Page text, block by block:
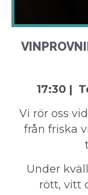
17:30 |
Vi rör oss
från friska
Under
rött, vitt